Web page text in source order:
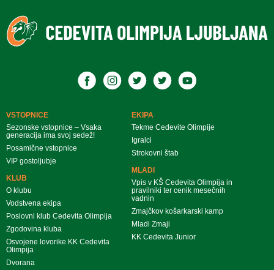
VSTOPNICE
Sezonske vstopnice – Vsaka
generacija ima svoj sedež!
Posamične vstopnice
VIP gostoljubje
KLUB
O klubu
Vodstvena ekipa
Poslovni klub Cedevita Olimpija
Zgodovina kluba
Osvojene lovorike KK Cedevita
Olimpija
Dvorana
EKIPA
Tekme Cedevite Olimpije
Igralci
Strokovni štab
MLADI
Vpis v KŠ Cedevita Olimpija in
pravilniki ter cenik mesečnih
vadnin
Zmajčkov košarkarski kamp
Mladi Zmaji
KK Cedevita Junior